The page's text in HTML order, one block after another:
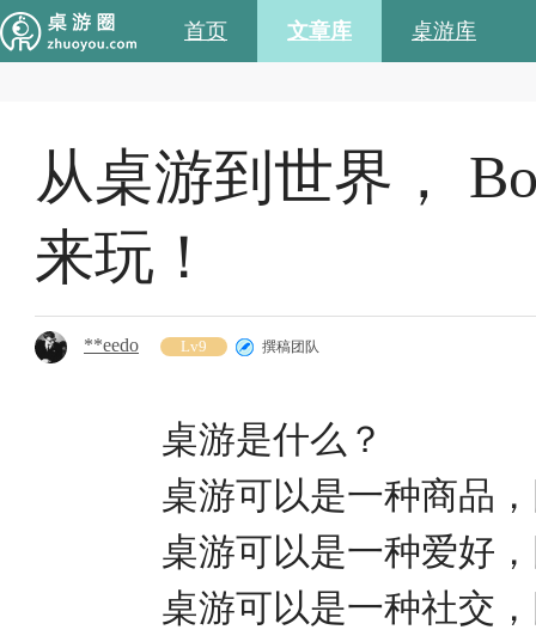
首页 文章库 桌游库
从桌游到世界，
来玩！
**eedo Lv9 撰稿团队
桌游是什么？
桌游可以是一种商品
桌游可以是一种爱好
桌游可以是一种社交